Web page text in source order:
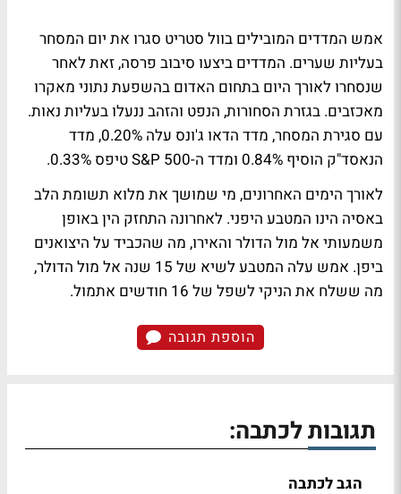
אמש המדדים המובילים בוול סטריט סגרו את יום המסחר
בעליות שערים. המדדים ביצעו סיבוב פרסה, זאת לאחר
שנסחרו לאורך היום בתחום האדום בהשפעת נתוני מאקרו
מאכזבים. בגזרת הסחורות, הנפט והזהב ננעלו בעליות נאות.
עם סגירת המסחר, מדד הדאו ג'ונס עלה 0.20%, מדד
הנאסד"ק הוסיף 0.84% ומדד ה-S&P 500 טיפס 0.33%.
לאורך הימים האחרונים, מי שמושך את מלוא תשומת הלב
באסיה הינו המטבע היפני. לאחרונה התחזק הין באופן
משמעותי אל מול הדולר והאירו, מה שהכביד על היצואנים
ביפן. אמש עלה המטבע לשיא של 15 שנה אל מול הדולר,
מה ששלח את הניקי לשפל של 16 חודשים אתמול.
הוספת תגובה
תגובות לכתבה:
הגב לכתבה